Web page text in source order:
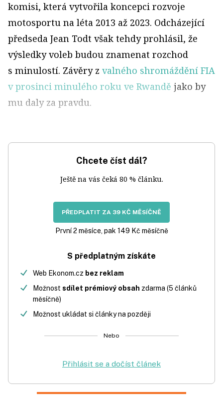
komisi, která vytvořila koncepci rozvoje
motosportu na léta 2013 až 2023. Odcházející
předseda Jean Todt však tehdy prohlásil, že
výsledky voleb budou znamenat rozchod
s minulostí. Závěry z valného shromáždění FIA
v prosinci minulého roku ve Rwandě jako by
mu daly za pravdu.
Chcete číst dál?
Ještě na vás čeká 80 % článku.
PŘEDPLATIT ZA 39 KČ MĚSÍČNĚ
První 2 měsíce, pak 149 Kč měsíčně
S předplatným získáte
Web Ekonom.cz bez reklam
Možnost sdílet prémiový obsah zdarma (5 článků
měsíčně)
Možnost ukládat si články na později
Nebo
Přihlásit se a dočíst článek